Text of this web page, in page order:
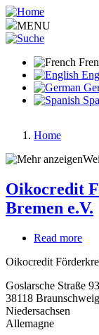
Aller
au
contenu
MENU
Fil
d'Ariane
Home
Oikocredit
Bremen e.V.
Read more
e.V.
Oikocredit
Goslarsche Straße 93
38118 Braunschweig
Niedersachsen
Allemagne